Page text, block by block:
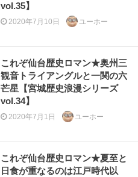
vol.35】
2020年7月10日 ユーホー
これぞ仙台歴史ロマン★奥州三
観音トライアングルと一関の六
芒星【宮城歴史浪漫シリーズ
vol.34】
2020年7月1日 ユーホー
これぞ仙台歴史ロマン★夏至と
日食が重なるのは江戸時代以